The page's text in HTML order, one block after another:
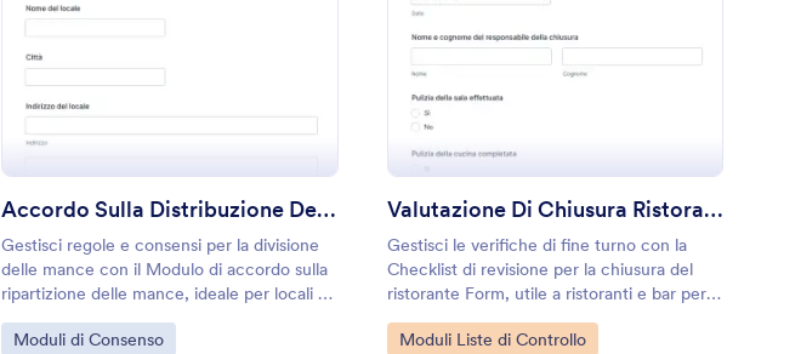
: Accordo Sulla Distribuzione Delle Mance Modulo
Accordo Sulla Distribuzione Delle Mance Modulo
Gestisci regole e consensi per la divisione
delle mance con il Modulo di accordo sulla
ripartizione delle mance, ideale per locali e
ristorazione che vogliono standardizzare
procedure e raccogliere adesioni online
Go to Category:
Moduli di Consenso
Anteprima
Valutazione Di Chiusura Ristorante Form 🍽️
Gestisci le verifiche di fine turno con la
Checklist di revisione per la chiusura del
ristorante Form, utile a ristoranti e bar per
standardizzare la chiusura, registrare
controlli e note, e migliorare
Go to Category:
Moduli Liste di Controllo